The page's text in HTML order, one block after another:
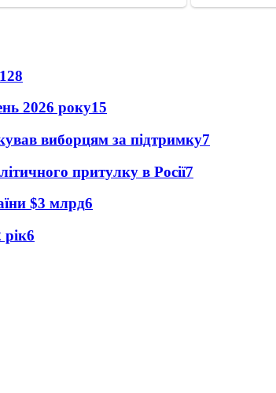
128
2026 року15
виборцям за підтримку7
притулку в Росії7
$3 млрд6
рік6